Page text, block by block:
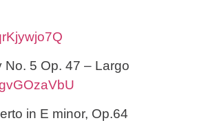
5 Op. 47 – Largo
in E minor, Op.64